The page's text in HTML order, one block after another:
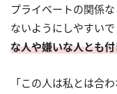
プライベートの関係
ないようにしやすいで
な人や嫌いな人とも
「この人は私とは合